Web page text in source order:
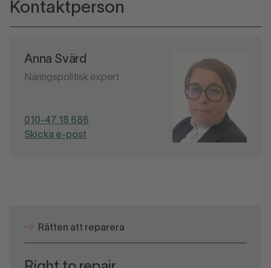
Kontaktperson
Anna Svärd
Näringspolitisk expert
010-47 18 686
Skicka e-post
Rätten att reparera